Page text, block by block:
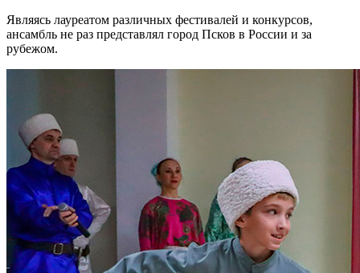
Являясь лауреатом различных фестивалей и конкурсов,
ансамбль не раз представлял город Псков в России и за
рубежом.